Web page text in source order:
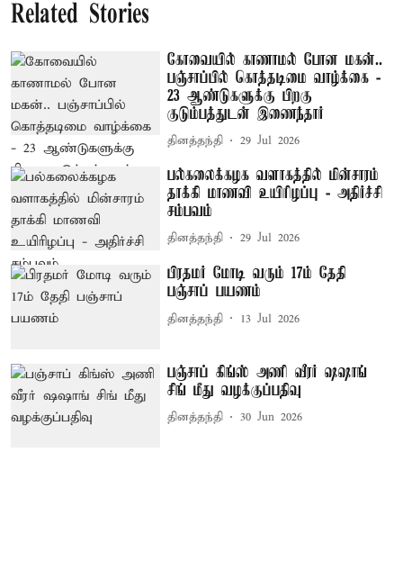
Related Stories
கோவையில் காணாமல் போன மகன்..
பஞ்சாப்பில் கொத்தடிமை வாழ்க்கை -
23 ஆண்டுகளுக்கு பிறகு
குடும்பத்துடன் இணைந்தார்
தினத்தந்தி 29 Jul 2026
பல்கலைக்கழக வளாகத்தில் மின்சாரம்
தாக்கி மாணவி உயிரிழப்பு - அதிர்ச்சி
சம்பவம்
தினத்தந்தி 29 Jul 2026
பிரதமர் மோடி வரும் 17ம் தேதி
பஞ்சாப் பயணம்
தினத்தந்தி 13 Jul 2026
பஞ்சாப் கிங்ஸ் அணி வீரர் ஷஷாங்
சிங் மீது வழக்குப்பதிவு
தினத்தந்தி 30 Jun 2026